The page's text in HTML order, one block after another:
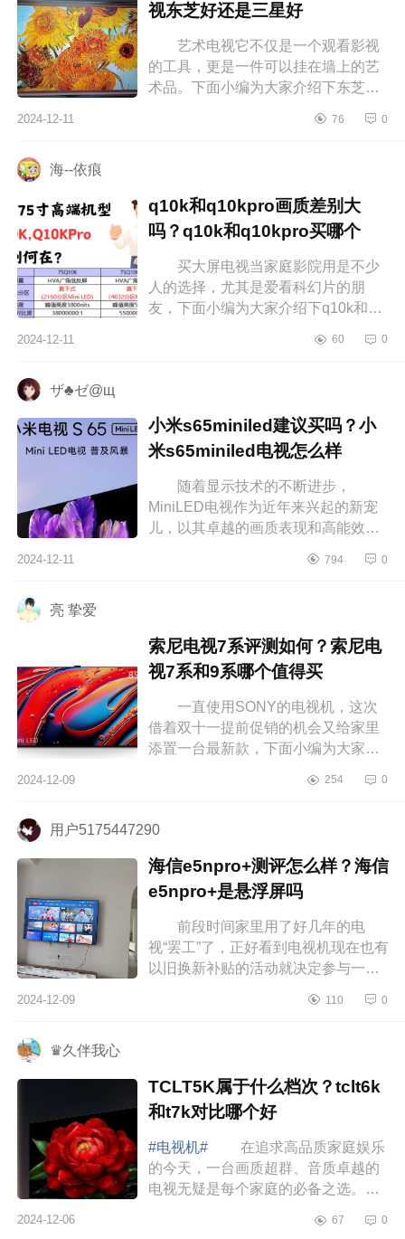
视东芝好还是三星好
艺术电视它不仅是一个观看影视
的工具，更是一件可以挂在墙上的艺
术品。下面小编为大家介绍下东芝和
是三星好 东芝和三星艺术电视
2024-12-11 76 0
海--依痕
q10k和q10kpro画质差别大
吗？q10k和q10kpro买哪个
买大屏电视当家庭影院用是不少
人的选择，尤其是爱看科幻片的朋
友，下面小编为大家介绍下q10k和
q10kpro买哪个 q10k和q10kpro画
2024-12-11 60 0
ザ♣ゼ@щ
小米s65miniled建议买吗？小
米s65miniled电视怎么样
随着显示技术的不断进步，
MiniLED电视作为近年来兴起的新宠
儿，以其卓越的画质表现和高能效比
大家介绍下小米s65miniled建议买
2024-12-11 794 0
亮 挚爱
索尼电视7系评测如何？索尼电
视7系和9系哪个值得买
一直使用SONY的电视机，这次
借着双十一提前促销的机会又给家里
添置一台最新款，下面小编为大家介
7系和9系哪个值得买 索尼电视7
2024-12-09 254 0
用户5175447290
海信e5npro+测评怎么样？海信
e5npro+是悬浮屏吗
前段时间家里用了好几年的电
视“罢工”了，正好看到电视机现在也有
以旧换新补贴的活动就决定参与一
e5npro+测评怎么样？海信e5npro+是
2024-12-09 110 0
♛久伴我心
TCLT5K属于什么档次？tclt6k
和t7k对比哪个好
#电视机#
在追求高品质家庭娱乐
的今天，一台画质超群、音质卓越的
电视无疑是每个家庭的必备之选。下
么档次？tclt6k和t7k对比哪个好
2024-12-06 67 0